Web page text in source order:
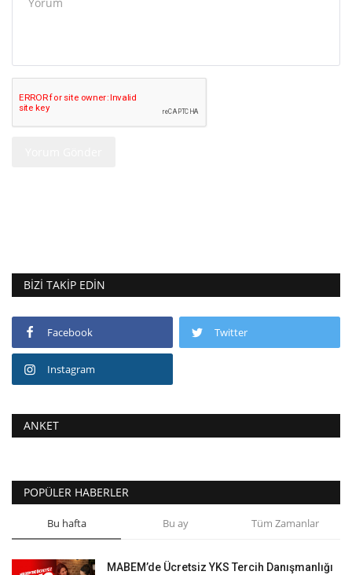
BIZI TAKIP EDIN
Facebook Twitter
Instagram
ANKET
POPÜLER HABERLER
Bu hafta Bu ay Tüm Zamanlar
MABEM’de Ücretsiz YKS Tercih Danışmanlığı